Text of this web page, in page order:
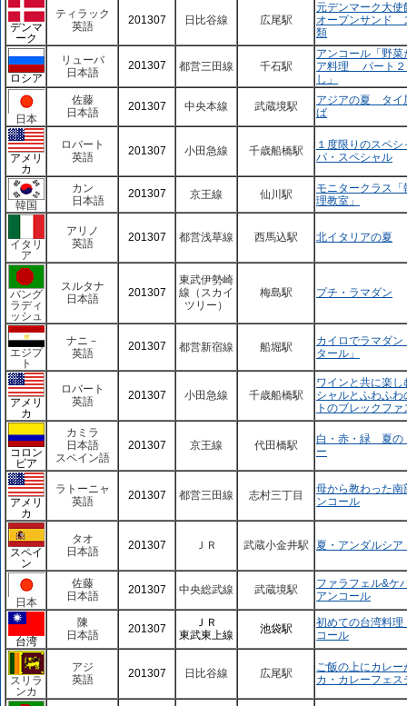
デンマ
ーク
ティラック
英語
201307 日比谷線 広尾駅
元デンマーク大
オープンサンド
類
ロシア
リューバ
日本語
201307 都営三田線 千石駅
アンコール「野
ア料理 パート
し」
日本
佐藤
日本語
201307 中央本線 武蔵境駅
アジアの夏 タ
ば
アメリ
カ
ロバート
英語
201307 小田急線 千歳船橋駅
１度限りのスペ
パ・スペシャル
韓国
カン
日本語
201307 京王線 仙川駅
モニタークラス
理教室」
イタリ
ア
アリノ
英語
201307 都営浅草線 西馬込駅 北イタリアの夏
バング
ラディ
ッシュ
スルタナ
日本語
201307
東武伊勢崎
線（スカイ
ツリー）
梅島駅 プチ・ラマダン
エジプ
ト
ナニ－
英語
201307 都営新宿線 船堀駅
カイロでラマダ
タール」
アメリ
カ
ロバート
英語
201307 小田急線 千歳船橋駅
ワインと共に楽
シャルとふわふ
トのブレックファ
コロン
ビア
カミラ
日本語
スペイン語
201307 京王線 代田橋駅
白・赤・緑 夏の
ー
アメリ
カ
ラトーニャ
英語
201307 都営三田線 志村三丁目
母から教わった
ンコール
スペイ
ン
タオ
日本語
201307 ＪＲ 武蔵小金井駅 夏・アンダルシア
日本
佐藤
日本語
201307 中央総武線 武蔵境駅
ファラフェル&
アンコール
台湾
陳
日本語
201307
ＪＲ
東武東上線
池袋駅
初めての台湾料
コール
スリラ
ンカ
アジ
英語
201307 日比谷線 広尾駅
ご飯の上にカレ
カ・カレーフェス